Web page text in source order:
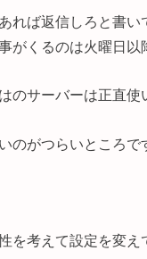
れば返信しろと書
がくるのは火曜日以
のサーバーは正直使
のがつらいところで
を考えて設定を変